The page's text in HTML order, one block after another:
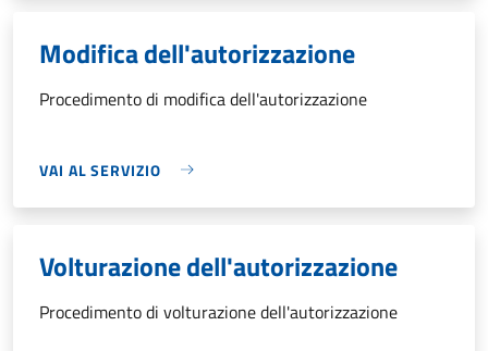
Modifica dell'autorizzazione
Procedimento di modifica dell'autorizzazione
VAI AL SERVIZIO
Volturazione dell'autorizzazione
Procedimento di volturazione dell'autorizzazione